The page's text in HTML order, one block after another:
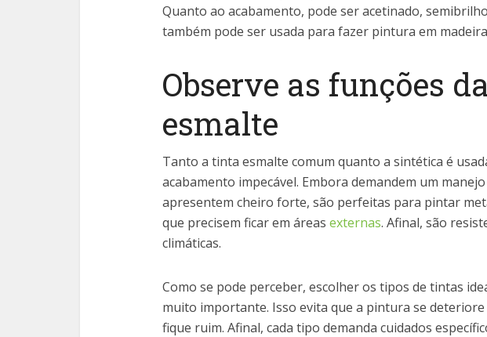
Quanto ao acabamento, pode ser acetinado,
também pode ser usada para fazer pintura em
Observe as funções
esmalte
Tanto a tinta esmalte comum quanto a sintética é
acabamento impecável. Embora demandem um
apresentem cheiro forte, são perfeitas para pintar
que precisem ficar em áreas externas. Afinal, são
climáticas.
Como se pode perceber, escolher os tipos de tintas
muito importante. Isso evita que a pintura se
fique ruim. Afinal, cada tipo demanda cuidados